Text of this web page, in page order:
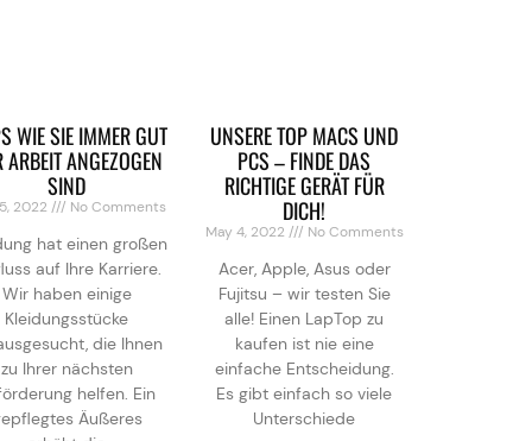
WIE SIE IMMER GUT
ARBEIT ANGEZOGEN
SIND
2022 No Comments
hat einen großen
auf Ihre Karriere.
Wir haben einige
Kleidungsstücke
die Ihnen
zu Ihrer nächsten
helfen. Ein
Äußeres
UNSERE TOP MACS UND
PCS – FINDE DAS
RICHTIGE GERÄT FÜR
DICH!
May 4, 2022 No Comments
Acer, Apple, Asus oder
Fujitsu – wir testen Sie
alle! Einen LapTop zu
kaufen ist nie eine
einfache Entscheidung.
Es gibt einfach so viele
Unterschiede